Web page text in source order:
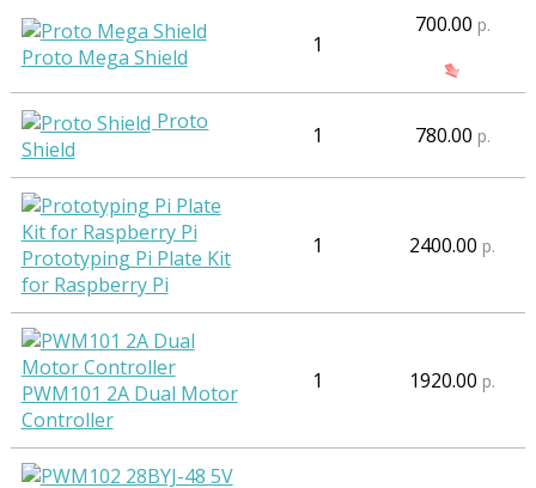
Proto Mega Shield 1
700.00 р.
Proto
Shield
1 780.00 р.
Prototyping Pi Plate Kit
for Raspberry Pi
1 2400.00 р.
PWM101 2A Dual Motor
Controller
1 1920.00 р.